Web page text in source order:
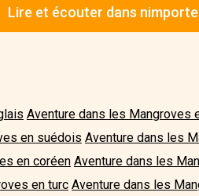
Lire et écouter dans
Aventure dans les Mangroves
en suédois Aventure dans les
en coréen Aventure dans les
en turc Aventure dans les